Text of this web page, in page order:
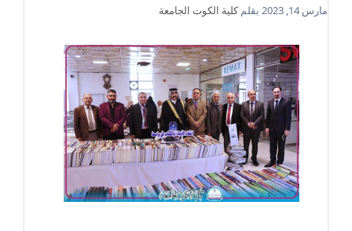
مارس 14, 2023 بقلمكلية الكوت الجامعة